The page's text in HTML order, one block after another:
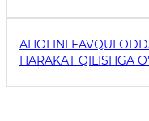
AHOLINI
HARAKAT QILISHGA